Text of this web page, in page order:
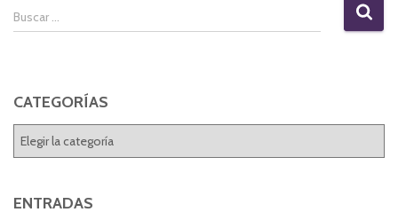
B
u
r
:
Buscar …
CATEGORÍAS
G
ENTRADAS